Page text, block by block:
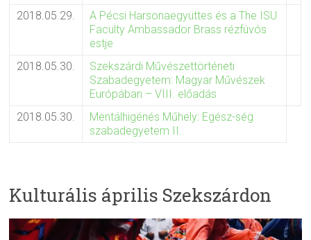
2018.05.29.
A Pécsi Harsonaegyüttes és a The ISU
Faculty Ambassador Brass rézfúvós
estje
2018.05.30.
Szekszárdi Művészettörténeti
Szabadegyetem: Magyar Művészek
Európában – VIII. előadás
2018.05.30.
Mentálhigénés Műhely: Egész-ség
szabadegyetem II.
Kulturális április Szekszárdon